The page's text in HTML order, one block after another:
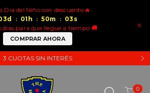
×
Dia del Niño con descuento🔥
d : 01 h : 50m : 03 s
días para que llegue a tiempo 🚚
COMPRAR AHORA
3 CUOTAS SIN INTERÉS
0